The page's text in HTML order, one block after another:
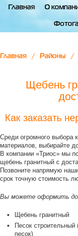
Главная О
Главная Районы
Щебень
Как заказать
Среди огромного выбора
материалов, выбирайте
В компании «Триос» мы
щебень гранитный с
Позвоните напрямую
срок точную стоимость
Вы можете оформить
Щебень гранитный
Песок
песок)